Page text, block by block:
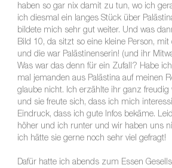
haben so gar nix damit zu tun, wo ich
ich diesmal ein langes Stück über
bildete mich sehr gut weiter. Und was
Bild 10, da sitzt so eine kleine Person,
und die war Palästinenserin! (und ihr
Was war das denn für ein Zufall? Habe
mal jemanden aus Palästina auf meinen
glaube nicht. Ich erzählte ihr ganz freudig
und sie freute sich, dass ich mich
Eindruck, dass ich gute Infos bekäme.
höher und ich runter und wir haben uns
ich hätte sie gerne noch sehr viel gefragt!
Dafür hatte ich abends zum Essen